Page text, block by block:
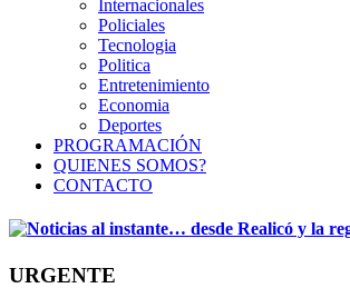
Internacionales
Policiales
Tecnologia
Politica
Entretenimiento
Economia
Deportes
PROGRAMACIÓN
QUIENES SOMOS?
CONTACTO
URGENTE